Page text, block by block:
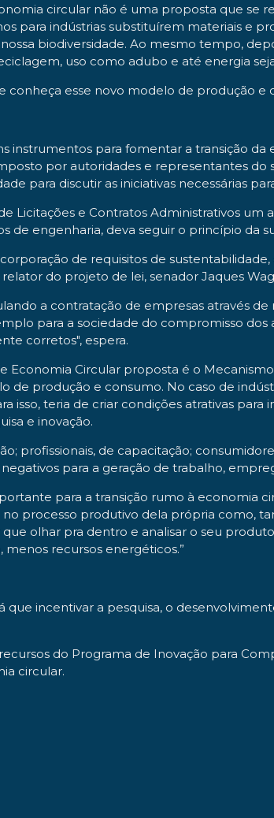
circular não é uma proposta que se
para indústrias substituírem materiais e
biodiversidade. Ao mesmo tempo,
uso como adubo e até energia
conheça esse novo modelo de produção e
instrumentos para fomentar a transição
por autoridades e representantes
para discutir as iniciativas necessárias
Licitações e Contratos Administrativos
de engenharia, deva seguir o princípio da
de requisitos de
do projeto de lei, senador Jaques
a contratação de empresas através
para a sociedade do compromisso
corretos", espera.
Circular proposta é o
de produção e consumo. No caso de
isso, teria de criar condições atrativas
e inovação.
profissionais, de capacitação;
para a geração de trabalho,
para a transição rumo à
processo produtivo dela própria como,
que olhar pra dentro e analisar o seu
recursos energéticos.”
incentivar a pesquisa, o
do Programa de Inovação para
circular.